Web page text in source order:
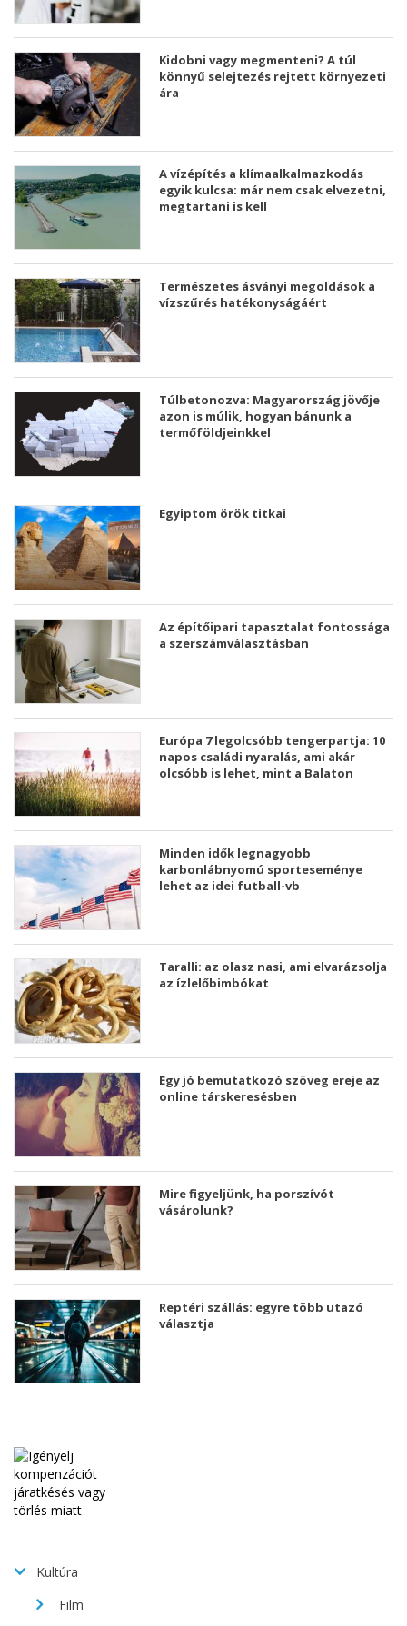
Kidobni vagy megmenteni? A túl
könnyű selejtezés rejtett környezeti
ára
A vízépítés a klímaalkalmazkodás
egyik kulcsa: már nem csak elvezetni,
megtartani is kell
Természetes ásványi megoldások a
vízszűrés hatékonyságáért
Túlbetonozva: Magyarország jövője
azon is múlik, hogyan bánunk a
termőföldjeinkkel
Egyiptom örök titkai
Az építőipari tapasztalat fontossága
a szerszámválasztásban
Európa 7 legolcsóbb tengerpartja: 10
napos családi nyaralás, ami akár
olcsóbb is lehet, mint a Balaton
Minden idők legnagyobb
karbonlábnyomú sporteseménye
lehet az idei futball-vb
Taralli: az olasz nasi, ami elvarázsolja
az ízlelőbimbókat
Egy jó bemutatkozó szöveg ereje az
online társkeresésben
Mire figyeljünk, ha porszívót
vásárolunk?
Reptéri szállás: egyre több utazó
választja
Kultúra
Film